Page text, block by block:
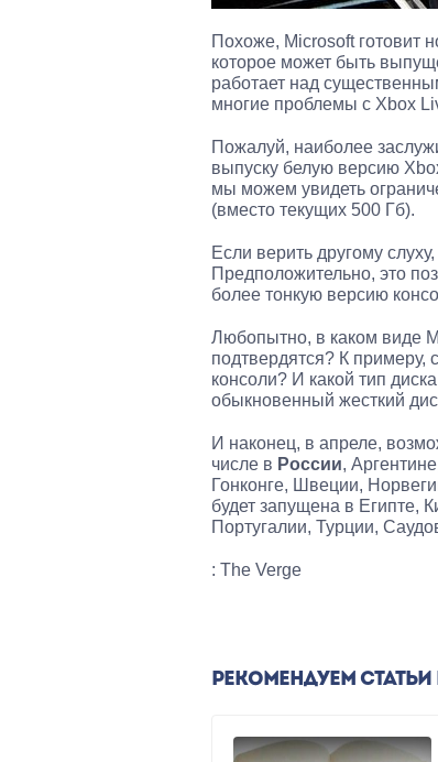
Похоже, Microsoft готовит
которое может быть
работает над
многие проблемы с Xbox
Пожалуй, наиболее
выпуску белую версию
мы можем увидеть
(вместо текущих 500 Гб).
Если верить другому
Предположительно, это
более тонкую версию
Любопытно, в каком виде
подтвердятся? К
консоли? И какой тип
обыкновенный жесткий
И наконец, в апреле,
числе в России,
Гонконге, Швеции,
будет запущена в Египте,
Португалии, Турции,
: The Verge
РЕКОМЕНДУЕМ СТАТЬИ